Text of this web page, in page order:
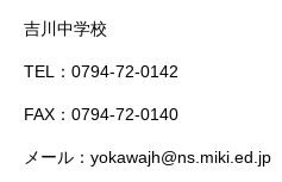
吉川中学校
TEL：0794-72-0142
FAX：0794-72-0140
メール：yokawajh@ns.miki.ed.jp